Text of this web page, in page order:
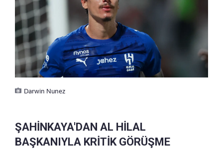
Darwin Nunez
ŞAHİNKAYA'DAN AL HİLAL
BAŞKANIYLA KRİTİK GÖRÜŞME